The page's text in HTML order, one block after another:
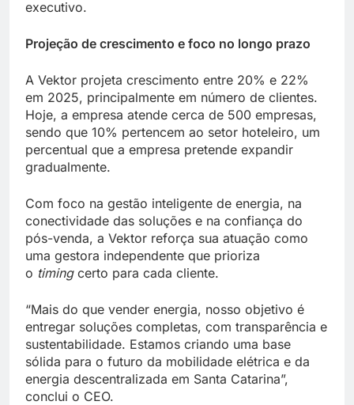
executivo.
Projeção de crescimento e foco no longo prazo
A Vektor projeta crescimento entre 20% e 22%
em 2025, principalmente em número de clientes.
Hoje, a empresa atende cerca de 500 empresas,
sendo que 10% pertencem ao setor hoteleiro, um
percentual que a empresa pretende expandir
gradualmente.
Com foco na gestão inteligente de energia, na
conectividade das soluções e na confiança do
pós-venda, a Vektor reforça sua atuação como
uma gestora independente que prioriza
o timingcerto para cada cliente.
“Mais do que vender energia, nosso objetivo é
entregar soluções completas, com transparência e
sustentabilidade. Estamos criando uma base
sólida para o futuro da mobilidade elétrica e da
energia descentralizada em Santa Catarina”,
conclui o CEO.